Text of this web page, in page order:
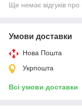
Ще немає відгуків
Умови доставки
Нова Пошта
Укрпошта
Всі умови доставки